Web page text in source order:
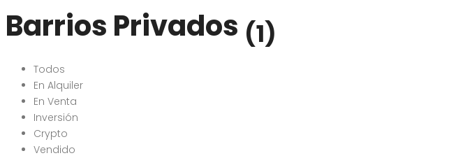
Barrios Privados (1)
Todos
En Alquiler
En Venta
Inversión
Crypto
Vendido